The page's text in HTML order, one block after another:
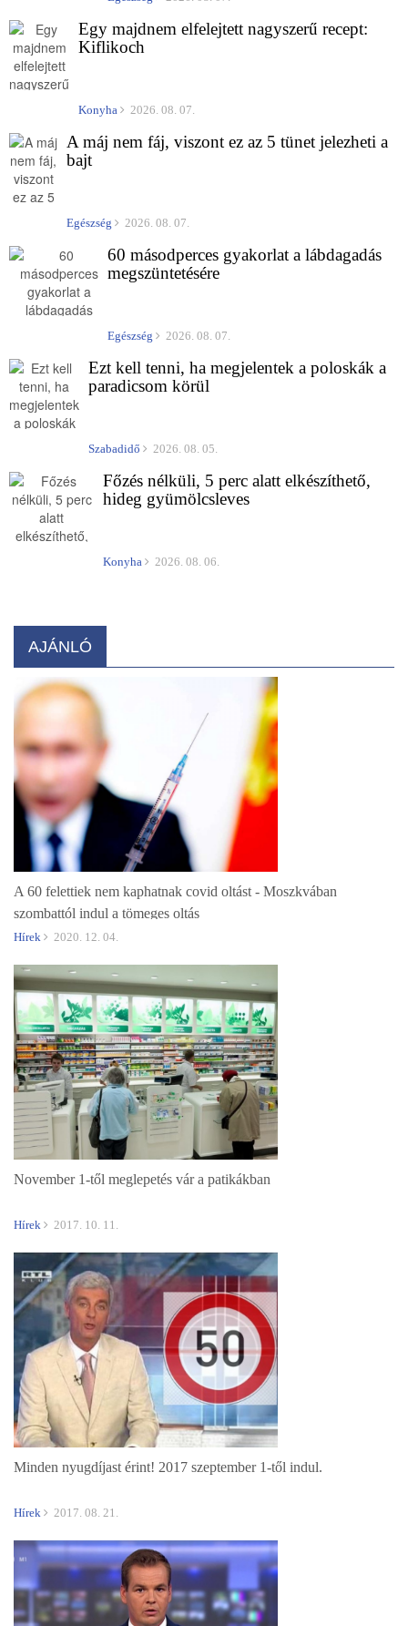
Egy majdnem elfelejtett nagyszerű recept:
Kiflikoch
Konyha 2026. 08. 07.
A máj nem fáj, viszont ez az 5 tünet jelezheti a
bajt
Egészség 2026. 08. 07.
60 másodperces gyakorlat a lábdagadás
megszüntetésére
Egészség 2026. 08. 07.
Ezt kell tenni, ha megjelentek a poloskák a
paradicsom körül
Szabadidő 2026. 08. 05.
Főzés nélküli, 5 perc alatt elkészíthető,
hideg gyümölcsleves
Konyha 2026. 08. 06.
AJÁNLÓ
A 60 felettiek nem kaphatnak covid oltást - Moszkvában
szombattól indul a tömeges oltás
Hírek 2020. 12. 04.
November 1-től meglepetés vár a patikákban
Hírek 2017. 10. 11.
Minden nyugdíjast érint! 2017 szeptember 1-től indul.
Hírek 2017. 08. 21.